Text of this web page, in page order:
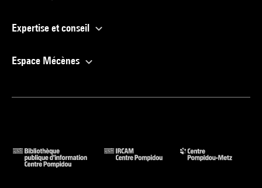
Expertise et conseil
Espace Mécènes